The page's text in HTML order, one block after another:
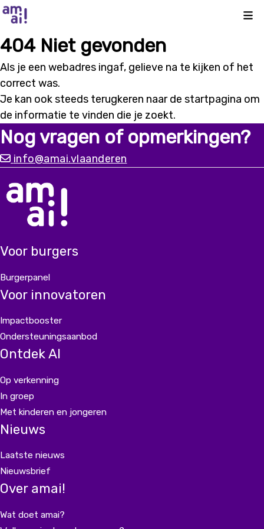
404 Niet gevonden
Als je een webadres ingaf, gelieve na te kijken of het
correct was.
Je kan ook steeds terugkeren naar de startpagina om
de informatie te vinden die je zoekt.
Nog vragen of opmerkingen?
info@amai.vlaanderen
Voor burgers
Burgerpanel
Voor innovatoren
Impactbooster
Ondersteuningsaanbod
Ontdek AI
Op verkenning
In groep
Met kinderen en jongeren
Nieuws
Laatste nieuws
Nieuwsbrief
Over amai!
Wat doet amai?